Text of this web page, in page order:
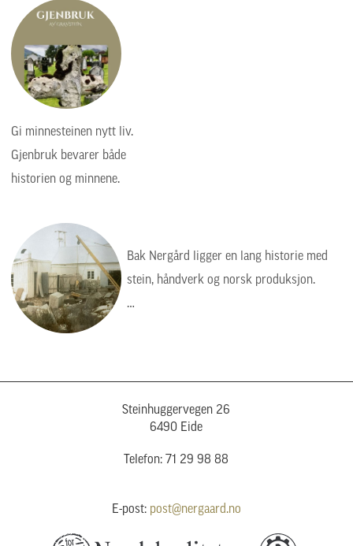
Gi minnesteinen nytt liv.
Gjenbruk bevarer både
historien og minnene.
Bak Nergård ligger en lang historie med
stein, håndverk og norsk produksjon.
Steinhuggervegen 26
6490 Eide
Telefon: 71 29 98 88
E-post: post@nergaard.no